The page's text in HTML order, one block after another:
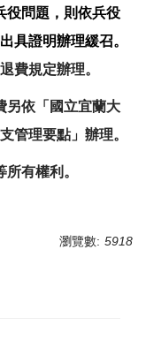
役問題，則依兵役
具證明辦理緩召。
費規定辦理。
另依「國立宜蘭大
管理要點」辦理。
有權利。
瀏覽數: 5918